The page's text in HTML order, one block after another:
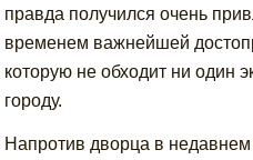
правда получился очень
временем важнейшей
которую не обходит ни один
городу.
Напротив дворца в